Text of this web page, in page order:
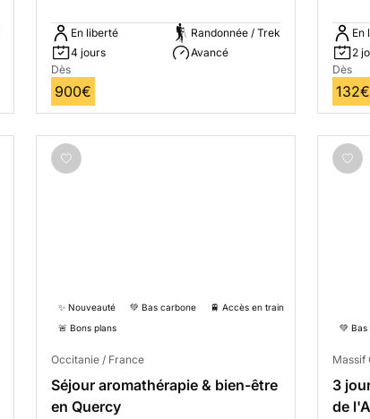
En liberté
4 jours
Randonnée / Trek
Avancé
Dès
900€
En
2
Dès
132€
✨ Nouveauté 💚 Bas carbone
🚆 Accès en train
🚨 Bons plans
Occitanie / France
Séjour aromathérapie & bien-être
en Quercy
💚
Massif
3
de